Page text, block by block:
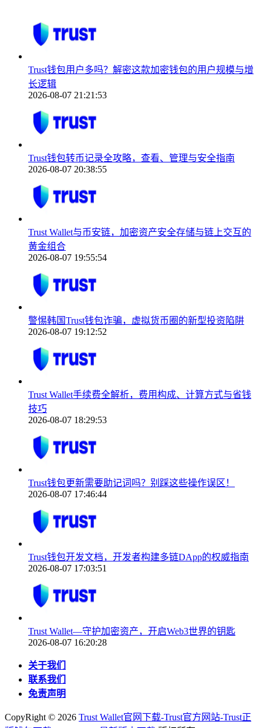
Trust钱包用户多吗？解密这款加密钱包的用户规模与增
长逻辑
2026-08-07 21:21:53
Trust钱包转币记录全攻略，查看、管理与安全指南
2026-08-07 20:38:55
Trust Wallet与币安链，加密资产安全存储与链上交互的
黄金组合
2026-08-07 19:55:54
警惕韩国Trust钱包诈骗，虚拟货币圈的新型投资陷阱
2026-08-07 19:12:52
Trust Wallet手续费全解析，费用构成、计算方式与省钱
技巧
2026-08-07 18:29:53
Trust钱包更新需要助记词吗？别踩这些操作误区！
2026-08-07 17:46:44
Trust钱包开发文档，开发者构建多链DApp的权威指南
2026-08-07 17:03:51
Trust Wallet—守护加密资产，开启Web3世界的钥匙
2026-08-07 16:20:28
关于我们
联系我们
免责声明
CopyRight © 2026 Trust Wallet官网下载-Trust官方网站-Trust正